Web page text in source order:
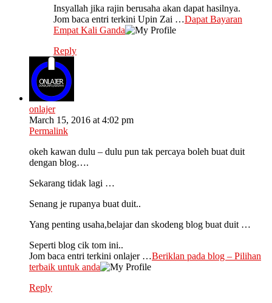
Insyallah jika rajin berusaha akan dapat hasilnya.
Jom baca entri terkini Upin Zai …Dapat Bayaran
Empat Kali Ganda
Reply
onlajer
March 15, 2016 at 4:02 pm
Permalink
okeh kawan dulu – dulu pun tak percaya boleh buat duit
dengan blog….
Sekarang tidak lagi …
Senang je rupanya buat duit..
Yang penting usaha,belajar dan skodeng blog buat duit …
Seperti blog cik tom ini..
Jom baca entri terkini onlajer …Beriklan pada blog – Pilihan
terbaik untuk anda
Reply